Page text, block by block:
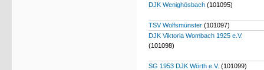
DJK Wenighösbach (101095)
TSV Wolfsmünster (101097)
DJK Viktoria Wombach 1925 e.V.
(101098)
SG 1953 DJK Wörth e.V. (101099)